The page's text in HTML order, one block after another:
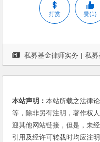
打赏 赞(1)
私募基金律师实务 | 私
本站声明：本站所载之法律
等，除非另有注明，著作权
迎其他网站链接，但是，未
引用及经许可转载时均应注